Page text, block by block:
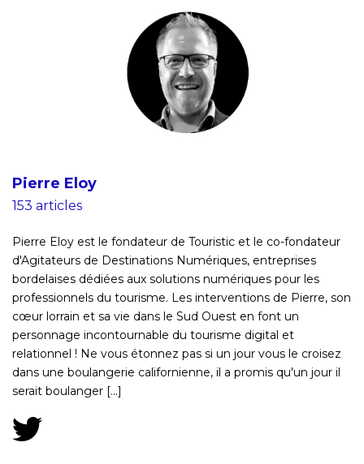
Pierre Eloy
153 articles
Pierre Eloy est le fondateur de Touristic et le co-fondateur
d'Agitateurs de Destinations Numériques, entreprises
bordelaises dédiées aux solutions numériques pour les
professionnels du tourisme. Les interventions de Pierre, son
cœur lorrain et sa vie dans le Sud Ouest en font un
personnage incontournable du tourisme digital et
relationnel ! Ne vous étonnez pas si un jour vous le croisez
dans une boulangerie californienne, il a promis qu'un jour il
serait boulanger [...]